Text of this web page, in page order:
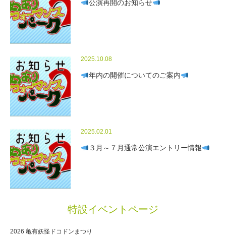
公演再開のお知らせ
2025.10.08
年内の開催についてのご案内
2025.02.01
３月～７月通常公演エントリー情報
特設イベントページ
2026 亀有妖怪ドコドンまつり